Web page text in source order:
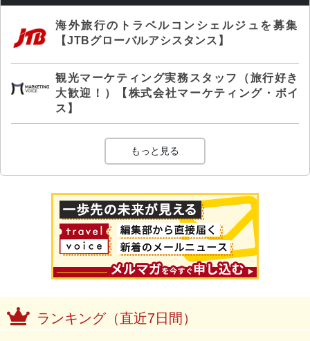
海外旅行のトラベルコンシェルジュを募集
【JTBグローバルアシスタンス】
観光マーケティング実務スタッフ（旅行好き
大歓迎！）【株式会社マーケティング・ボイ
ス】
もっと見る
ランキング（直近7日間）